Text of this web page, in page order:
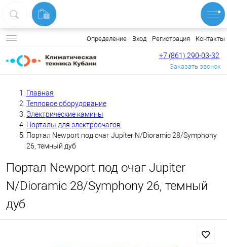
Определение Вход Регистрация Контакты
+7 (861) 290-03-32
Заказать звонок
Главная
Тепловое оборудование
Электрические камины
Порталы для электроочагов
Портал Newport под очаг Jupiter N/Dioramic 28/Symphony
26, темный дуб
Портал Newport под очаг Jupiter
N/Dioramic 28/Symphony 26, темный
дуб